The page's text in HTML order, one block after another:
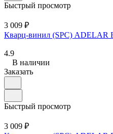
Быстрый просмотр
3 009 ₽
Кварц-винил (SPC) ADELAR
4.9
В наличии
Заказать
Быстрый просмотр
3 009 ₽